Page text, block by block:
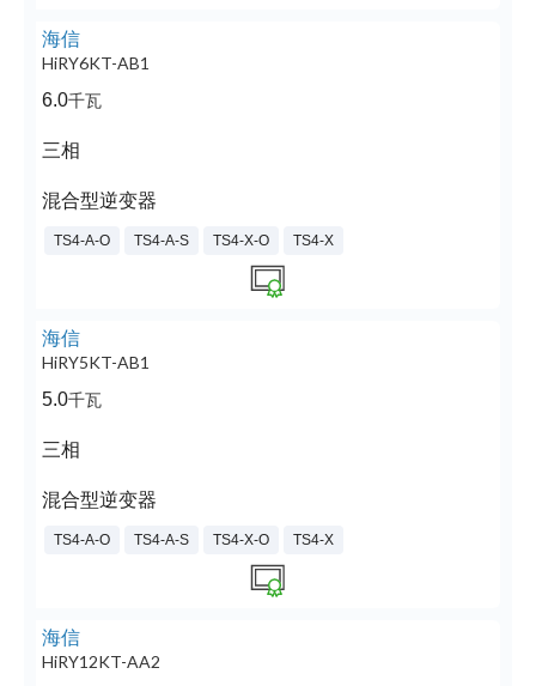
海信
HiRY6KT-AB1
6.0千瓦
三相
混合型逆变器
TS4-A-O TS4-A-S TS4-X-O TS4-X
海信
HiRY5KT-AB1
5.0千瓦
三相
混合型逆变器
TS4-A-O TS4-A-S TS4-X-O TS4-X
海信
HiRY12KT-AA2